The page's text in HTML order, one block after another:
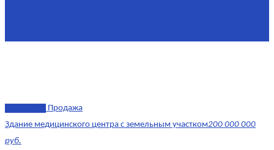
Продажа
Здание медицинского центра с земельным участком200 000 000
руб.